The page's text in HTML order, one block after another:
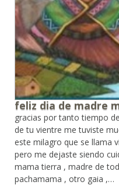
feliz dia de madre
gracias por tanto tiempo
de tu vientre me tuviste
este milagro que se llama
pero me dejaste siendo
mama tierra , madre de
pachamama , otro gaia ,…